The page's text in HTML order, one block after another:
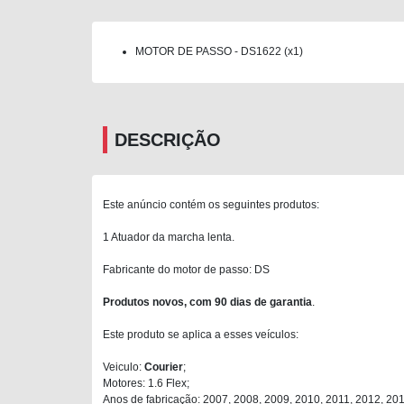
MOTOR DE PASSO - DS1622 (x1)
DESCRIÇÃO
Este anúncio contém os seguintes produtos:
1 Atuador da marcha lenta.
Fabricante do motor de passo: DS
Produtos novos, com 90 dias de garantia
Este produto se aplica a esses veículos:
Veiculo: Courier;
Motores: 1.6 Flex;
Anos de fabricação: 2007, 2008, 2009, 2010, 2011, 2012,